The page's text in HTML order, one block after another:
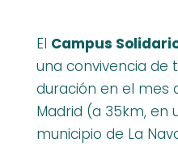
El Campus
una convivencia de
duración en el mes
Madrid (a 35km, en
municipio de La